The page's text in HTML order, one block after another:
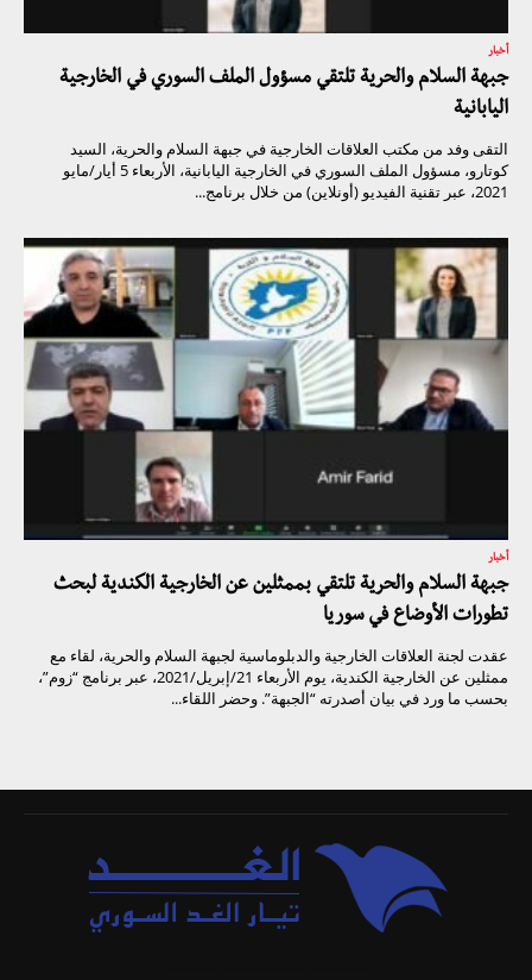
أخبار
جبهة السلام والحرية تلتقي مسؤول الملف السوري في الخارجية
اليابانية
التقى وفد من مكتب العلاقات الخارجية في جبهة السلام والحرية، السيد
كوتارو، مسؤول الملف السوري في الخارجية اليابانية، الأربعاء 5 أيار/مايو
2021، عبر تقنية الفيديو (أونلاين) من خلال برنامج...
أخبار
جبهة السلام والحرية تلتقي بممثلين عن الخارجية الكندية لبحث
تطورات الأوضاع في سوريا
عقدت لجنة العلاقات الخارجية والدبلوماسية لجبهة السلام والحرية، لقاء مع
ممثلين عن الخارجية الكندية، يوم الأربعاء 21/إبريل/2021، عبر برنامج “زوم”،
بحسب ما ورد في بيان أصدرته “الجبهة”. وحضر اللقاء...